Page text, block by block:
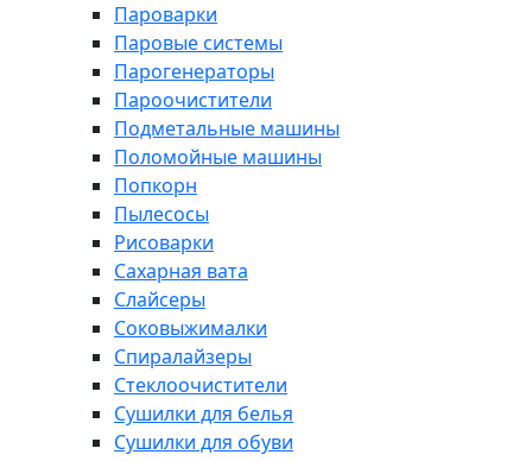
Пароварки
Паровые системы
Парогенераторы
Пароочистители
Подметальные машины
Поломойные машины
Попкорн
Пылесосы
Рисоварки
Сахарная вата
Слайсеры
Соковыжималки
Спиралайзеры
Стеклоочистители
Сушилки для белья
Сушилки для обуви